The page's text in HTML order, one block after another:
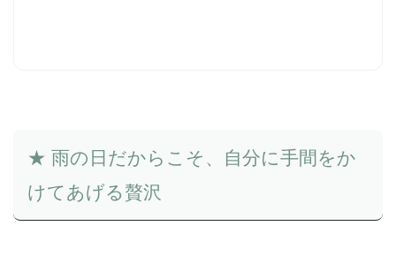
★ 雨の日だからこそ、自分に手間をか
けてあげる贅沢